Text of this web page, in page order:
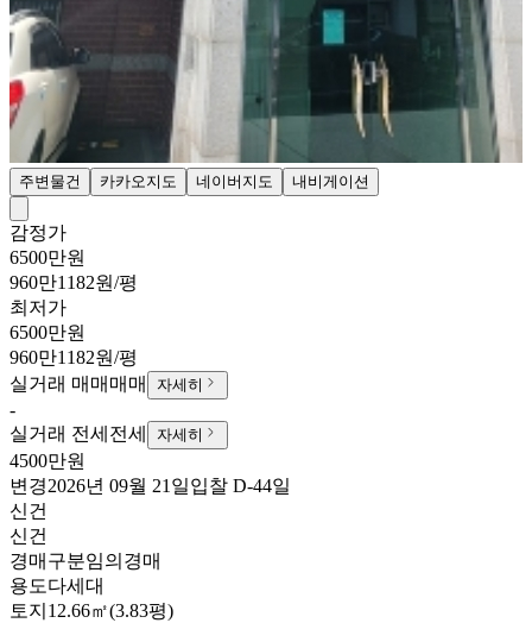
주변물건 카카오지도 네이버지도 내비게이션
감정가
6500만원
960만1182원/평
최저가
6500만원
960만1182원/평
실거래 매매 매매 자세히
-
실거래 전세 전세 자세히
4500만원
변경2026년 09월 21일입찰 D-44일
신건
신건
경매구분임의경매
용도다세대
토지 12.66㎡(3.83평)